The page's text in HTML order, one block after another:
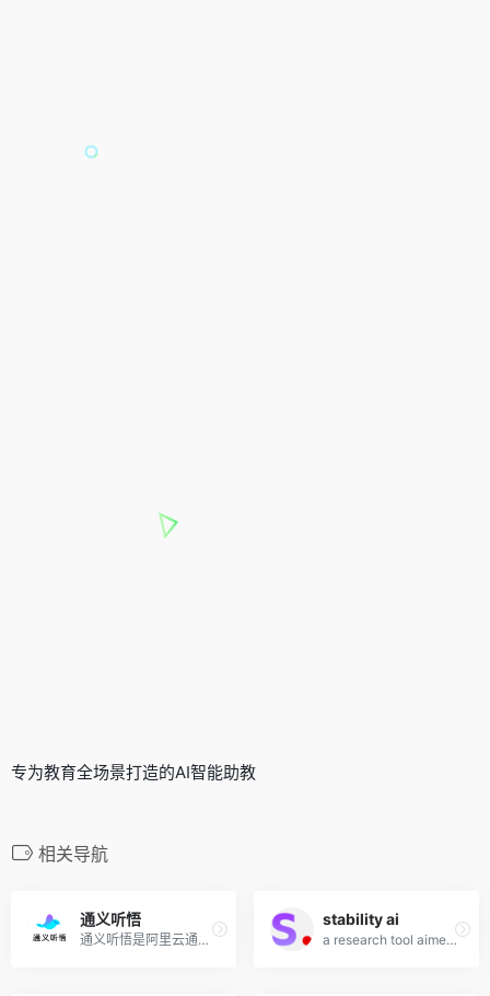
专为教育全场景打造的AI智能助教
相关导航
通义听悟
通义听悟是阿里云通义家族新成员，是一款聚焦于音视频内容的工作学习AI助手。内置了通义千问大模型的理解与摘要能力，结合阿里云在音频AI领域深厚的积累，可帮助用户高效地完成对...
stability ai
a research tool aimed at making our language models as helpful and safe as possible.